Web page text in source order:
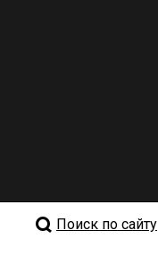
Поиск по сайту